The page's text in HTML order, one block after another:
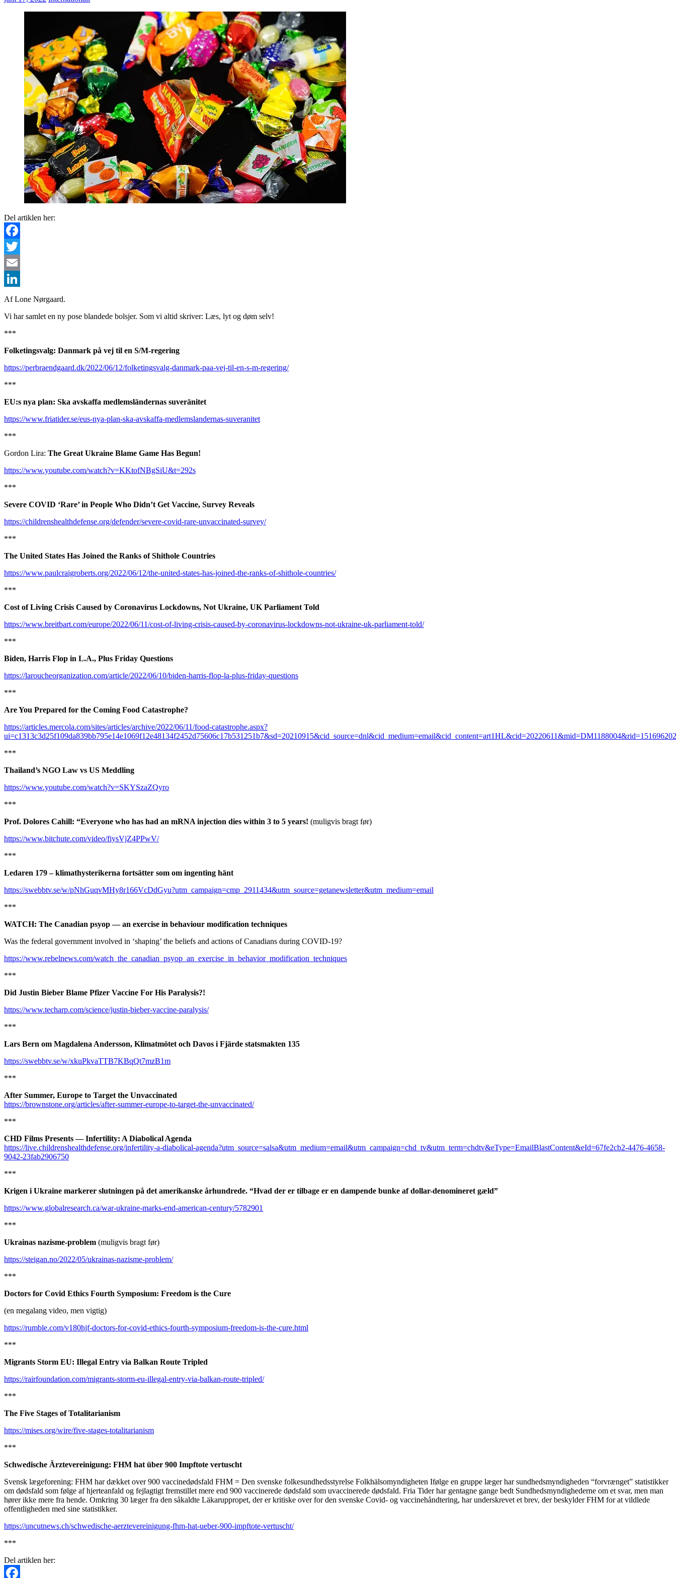
Del artiklen her:
Facebook
Twitter
Email
LinkedIn
Af Lone Nørgaard.
Vi har samlet en ny pose blandede bolsjer. Som vi altid skriver: Læs, lyt og døm selv!
***
Folketingsvalg: Danmark på vej til en S/M-regering
https://perbraendgaard.dk/2022/06/12/folketingsvalg-danmark-paa-vej-til-en-s-m-regering/
***
EU:s nya plan: Ska avskaffa medlemsländernas suveränitet
https://www.friatider.se/eus-nya-plan-ska-avskaffa-medlemslandernas-suveranitet
***
Gordon Lira: The Great Ukraine Blame Game Has Begun!
https://www.youtube.com/watch?v=KKtofNBgSiU&t=292s
***
Severe COVID ‘Rare’ in People Who Didn’t Get Vaccine, Survey Reveals
https://childrenshealthdefense.org/defender/severe-covid-rare-unvaccinated-survey/
***
The United States Has Joined the Ranks of Shithole Countries
https://www.paulcraigroberts.org/2022/06/12/the-united-states-has-joined-the-ranks-of-shithole-countries/
***
Cost of Living Crisis Caused by Coronavirus Lockdowns, Not Ukraine, UK Parliament Told
https://www.breitbart.com/europe/2022/06/11/cost-of-living-crisis-caused-by-coronavirus-lockdowns-not-ukraine-uk-parliament-told/
***
Biden, Harris Flop in L.A., Plus Friday Questions
https://laroucheorganization.com/article/2022/06/10/biden-harris-flop-la-plus-friday-questions
***
Are You Prepared for the Coming Food Catastrophe?
https://articles.mercola.com/sites/articles/archive/2022/06/11/food-catastrophe.aspx?
***
Thailand’s NGO Law vs US Meddling
https://www.youtube.com/watch?v=SKYSzaZQyro
***
Prof. Dolores Cahill: “Everyone who has had an mRNA injection dies within 3 to 5 years! (muligvis bragt før)
https://www.bitchute.com/video/fiysVjZ4PPwV/
***
Ledaren 179 – klimathysterikerna fortsätter som om ingenting hänt
https://swebbtv.se/w/pNhGuqvMHy8r166VcDdGyu?utm_campaign=cmp_2911434&utm_source=getanewsletter&utm_medium=email
***
WATCH: The Canadian psyop — an exercise in behaviour modification techniques
Was the federal government involved in ‘shaping’ the beliefs and actions of Canadians during COVID-19?
https://www.rebelnews.com/watch_the_canadian_psyop_an_exercise_in_behavior_modification_techniques
***
Did Justin Bieber Blame Pfizer Vaccine For His Paralysis?!
https://www.techarp.com/science/justin-bieber-vaccine-paralysis/
***
Lars Bern om Magdalena Andersson, Klimatmötet och Davos i Fjärde statsmakten 135
https://swebbtv.se/w/xkuPkvaTTB7KBqQt7mzB1m
***
After Summer, Europe to Target the Unvaccinated
https://brownstone.org/articles/after-summer-europe-to-target-the-unvaccinated/
***
CHD Films Presents — Infertility: A Diabolical Agenda
https://live.childrenshealthdefense.org/infertility-a-diabolical-agenda?utm_source=salsa&utm_medium=email&utm_campaign=chd_tv&utm_term=chdtv&eType=EmailBlastContent&eId=67fe2cb2-4476-4658-
9042-23fab2906750
***
Krigen i Ukraine markerer slutningen på det amerikanske århundrede. “Hvad der er tilbage er en dampende bunke af dollar-denomineret gæld”
https://www.globalresearch.ca/war-ukraine-marks-end-american-century/5782901
***
Ukrainas nazisme-problem (muligvis bragt før)
https://steigan.no/2022/05/ukrainas-nazisme-problem/
***
Doctors for Covid Ethics Fourth Symposium: Freedom is the Cure
(en megalang video, men vigtig)
https://rumble.com/v180hjf-doctors-for-covid-ethics-fourth-symposium-freedom-is-the-cure.html
***
Migrants Storm EU: Illegal Entry via Balkan Route Tripled
https://rairfoundation.com/migrants-storm-eu-illegal-entry-via-balkan-route-tripled/
***
The Five Stages of Totalitarianism
https://mises.org/wire/five-stages-totalitarianism
***
Schwedische Ärztevereinigung: FHM hat über 900 Impftote vertuscht
Svensk lægeforening: FHM har dækket over 900 vaccinedødsfald FHM = Den svenske folkesundhedsstyrelse Folkhälsomyndigheten Ifølge en gruppe læger har sundhedsmyndigheden “forvrænget” statistikker
om dødsfald som følge af hjerteanfald og fejlagtigt fremstillet mere end 900 vaccinerede dødsfald som uvaccinerede dødsfald. Fria Tider har gentagne gange bedt Sundhedsmyndighederne om et svar, men man
hører ikke mere fra hende. Omkring 30 læger fra den såkaldte Läkaruppropet, der er kritiske over for den svenske Covid- og vaccinehåndtering, har underskrevet et brev, der beskylder FHM for at vildlede
offentligheden med sine statistikker.
https://uncutnews.ch/schwedische-aerztevereinigung-fhm-hat-ueber-900-impftote-vertuscht/
***
Del artiklen her: